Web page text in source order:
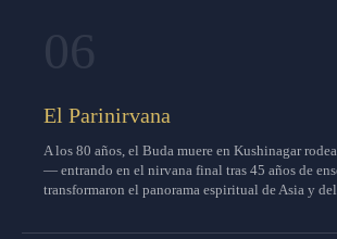
El Parinirvana
A los 80 años, el Buda muere en Kushinagar
— entrando en el nirvana final tras 45 años de
transformaron el panorama espiritual de Asia y